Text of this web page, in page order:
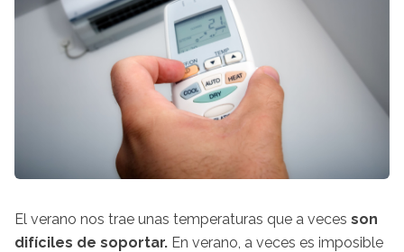
El verano nos trae unas temperaturas que a veces son
difíciles de soportar. En verano, a veces es imposible